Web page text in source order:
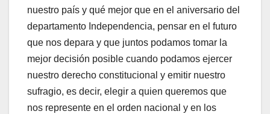
nuestro país y qué mejor que en el aniversario del
departamento Independencia, pensar en el futuro
que nos depara y que juntos podamos tomar la
mejor decisión posible cuando podamos ejercer
nuestro derecho constitucional y emitir nuestro
sufragio, es decir, elegir a quien queremos que
nos represente en el orden nacional y en los